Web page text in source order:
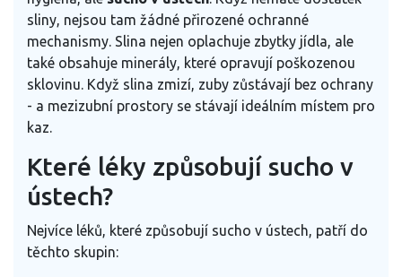
sliny, nejsou tam žádné přirozené ochranné
mechanismy. Slina nejen oplachuje zbytky jídla, ale
také obsahuje minerály, které opravují poškozenou
sklovinu. Když slina zmizí, zuby zůstávají bez ochrany
- a mezizubní prostory se stávají ideálním místem pro
kaz.
Které léky způsobují sucho v
ústech?
Nejvíce léků, které způsobují sucho v ústech, patří do
těchto skupin: